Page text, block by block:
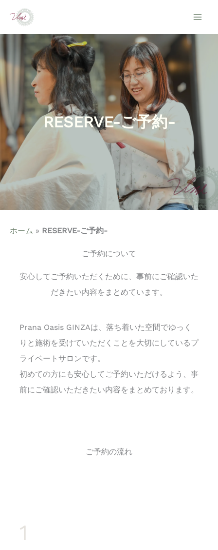
ス
プ
RESERVE-ご予約-
ホーム » RESERVE-ご予約-
ご予約について
安心してご予約いただくために、事前にご確認いた
だきたい内容をまとめています。
Prana Oasis GINZAは、落ち着いた空間でゆっく
りと施術を受けていただくことを大切にしているプ
ライベートサロンです。
初めての方にも安心してご予約いただけるよう、事
前にご確認いただきたい内容をまとめております。
ご予約の流れ
1